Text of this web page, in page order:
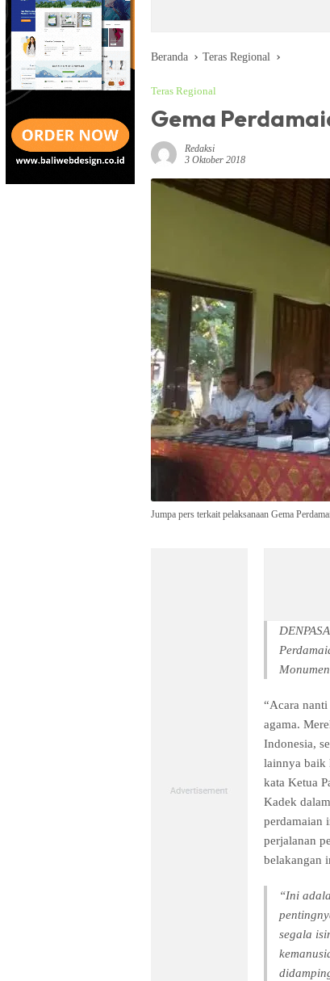
Beranda Teras Regional
Teras Regional
Gema
Redaksi
3 Oktober 2018
Jumpa pers terkait pelaksanaan Gema
“Acara
agama.
Indonesia,
lainnya baik
kata Ketua
Kadek
perdamaian
perjalanan
belakangan
“Ini
segala